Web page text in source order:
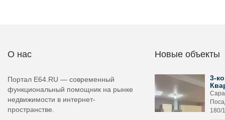
О нас
Портал E64.RU — современный
функциональный помощник на рынке
недвижимости в интернет-
пространстве.
Новые объекты
3-
180/